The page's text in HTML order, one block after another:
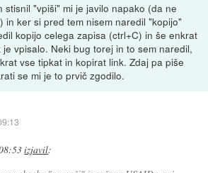
stisnil "vpiši" mi je javilo napako (da ne
in ker si pred tem nisem naredil "kopijo"
kopijo celega zapisa (ctrl+C) in še enkrat
vpisalo. Neki bug torej in to sem naredil,
vse tipkat in kopirat link. Zdaj pa piše
se mi je to prvič zgodilo.
izjavil: